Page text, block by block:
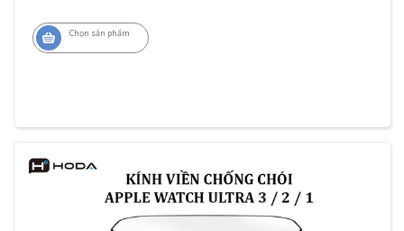
Chọn sản phẩm